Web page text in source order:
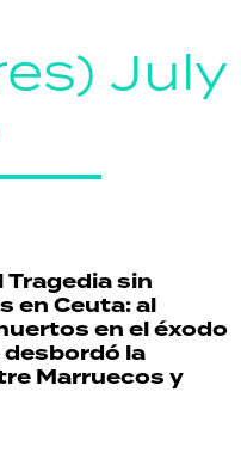
July
Tragedia sin
en Ceuta: al
en el éxodo
la
Marruecos y